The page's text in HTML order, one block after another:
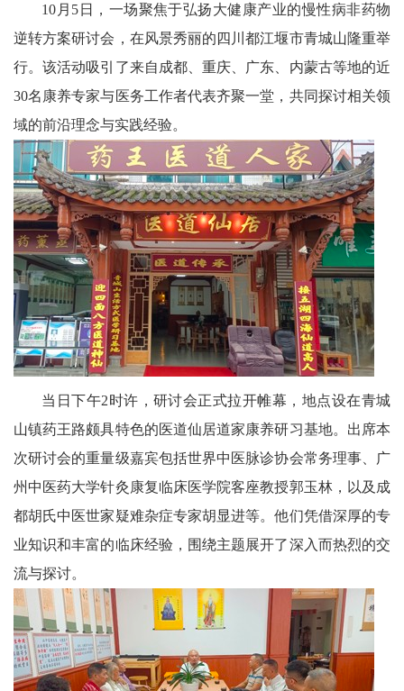
三
农
智
慧
教
育
关
工
委
讯
四
川
老
科
播
10月5日，一场聚焦于弘扬大健康产业的慢性病非药物
逆转方案研讨会，在风景秀丽的四川都江堰市青城山隆重举
行。该活动吸引了来自成都、重庆、广东、内蒙古等地的近
30名康养专家与医务工作者代表齐聚一堂，共同探讨相关领
域的前沿理念与实践经验。
当日下午2时许，研讨会正式拉开帷幕，地点设在青城
山镇药王路颇具特色的医道仙居道家康养研习基地。出席本
次研讨会的重量级嘉宾包括世界中医脉诊协会常务理事、广
州中医药大学针灸康复临床医学院客座教授郭玉林，以及成
都胡氏中医世家疑难杂症专家胡显进等。他们凭借深厚的专
业知识和丰富的临床经验，围绕主题展开了深入而热烈的交
流与探讨。